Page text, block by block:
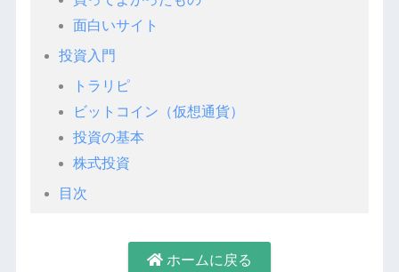
面白いサイト
投資入門
トラリピ
ビットコイン（仮想通貨）
投資の基本
株式投資
目次
ホームに戻る